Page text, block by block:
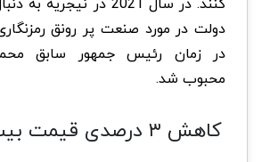
دولت در مورد صنعت پر رونق
در زمان رئیس جمهور سابق
محبوب شد.
کاهش ۳ درصدی قیمت بیت کوین